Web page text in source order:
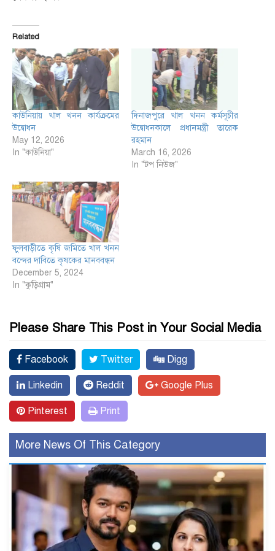
Related
কাউনিয়ায় খাল খনন কার্যক্রমের
উদ্বোধন
May 12, 2026
In "কাউনিয়া"
দিনাজপুরে খাল খনন কর্মসূচীর
উদ্বোধনকালে প্রধানমন্ত্রী তারেক
রহমান
March 16, 2026
In "টপ নিউজ"
ফুলবাড়ীতে কৃষি জমিতে খাল খনন
বন্দের দাবিতে কৃষকের মানববন্ধন
December 5, 2024
In "কুড়িগ্রাম"
Please Share This Post in Your Social Media
Facebook Twitter Digg
Linkedin Reddit Google Plus
Pinterest Print
More News Of This Category